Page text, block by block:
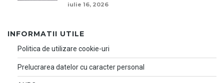
iulie 16, 2026
INFORMATII UTILE
Politica de utilizare cookie-uri
Prelucrarea datelor cu caracter personal